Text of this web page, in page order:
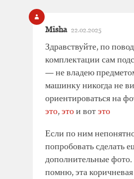
Misha 22.02.2025
Здравствуйте, по
комплектации сам
— не владею
машинку никогда не
ориентироваться на
это,этои вотэто
Если по ним
попробовать сделать
дополнительные фото.
помню, эта коричневая